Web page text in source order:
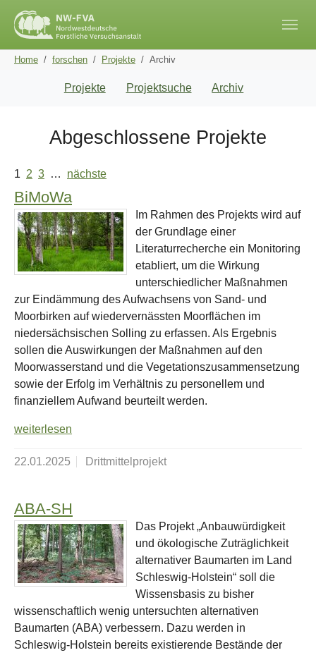
You are here:
Home forschen Projekte Archiv
Projekte Projektsuche Archiv
Abgeschlossene Projekte
1 2 3 … nächste
BiMoWa
Im Rahmen des Projekts wird auf
der Grundlage einer
Literaturrecherche ein Monitoring
etabliert, um die Wirkung
unterschiedlicher Maßnahmen
zur Eindämmung des Aufwachsens von Sand- und
Moorbirken auf wiedervernässten Moorflächen im
niedersächsischen Solling zu erfassen. Als Ergebnis
sollen die Auswirkungen der Maßnahmen auf den
Moorwasserstand und die Vegetationszusammensetzung
sowie der Erfolg im Verhältnis zu personellem und
finanziellem Aufwand beurteilt werden.
weiterlesen
22.01.2025 Drittmittelprojekt
ABA-SH
Das Projekt „Anbauwürdigkeit
und ökologische Zuträglichkeit
alternativer Baumarten im Land
Schleswig-Holstein“ soll die
Wissensbasis zu bisher
wissenschaftlich wenig untersuchten alternativen
Baumarten (ABA) verbessern. Dazu werden in
Schleswig-Holstein bereits existierende Bestände der